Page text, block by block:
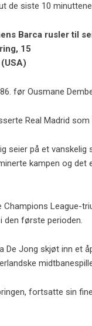
de siste 10
Barca rusler til
15
før Ousmane
Real Madrid
seier på et vanskelig
kampen og
League-
den første perioden.
Jong skjøt inn et
fortsatte sin